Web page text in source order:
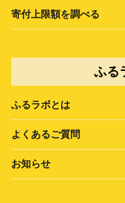
寄付上限額を調べる
ふる
ふるラボとは
よくあるご質問
お知らせ